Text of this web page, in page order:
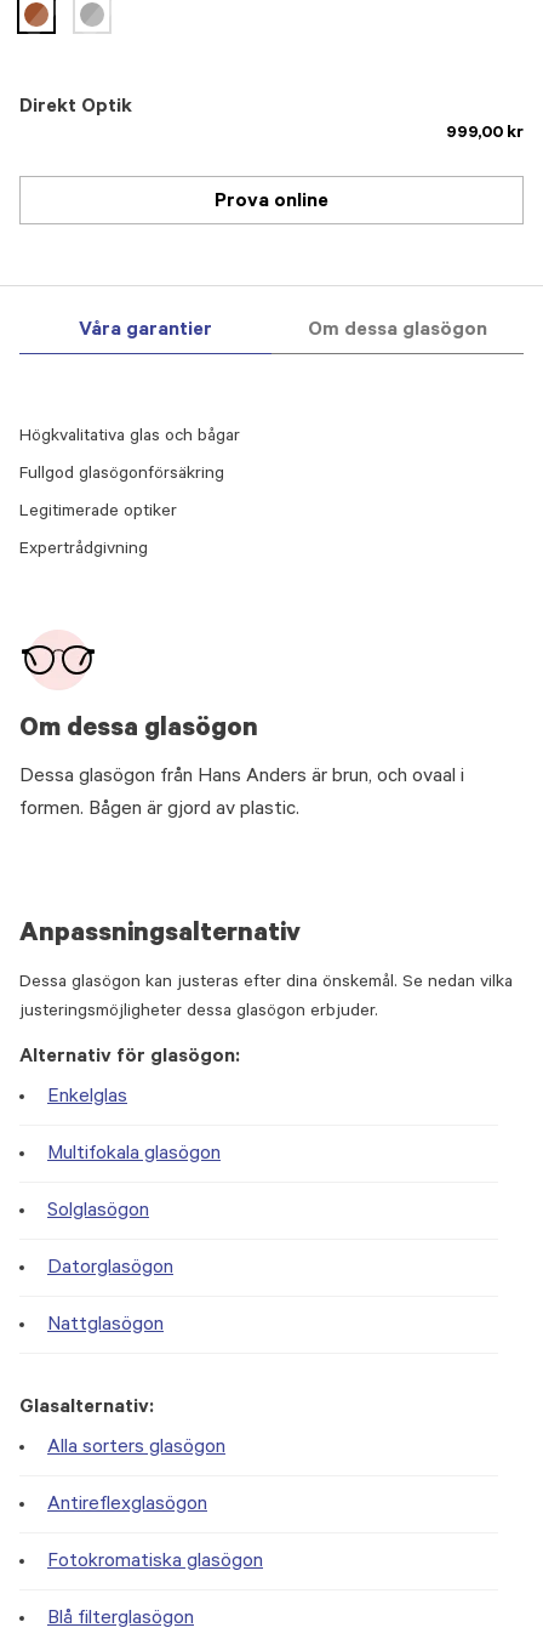
Direkt Optik
999,00 kr
selected
Prova online
Våra garantier Om dessa glasögon
Om dessa glasögon
Dessa glasögon från Hans Anders är brun, och ovaal i
formen. Bågen är gjord av plastic.
Högkvalitativa glas och bågar
Fullgod glasögonförsäkring
Legitimerade optiker
Expertrådgivning
Anpassningsalternativ
Dessa glasögon kan justeras efter dina önskemål. Se nedan vilka
justeringsmöjligheter dessa glasögon erbjuder.
Alternativ för glasögon:
Enkelglas
Multifokala glasögon
Solglasögon
Datorglasögon
Nattglasögon
Glasalternativ:
Alla sorters glasögon
Antireflexglasögon
Fotokromatiska glasögon
Blå filterglasögon